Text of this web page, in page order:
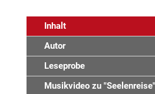
Inhalt
Autor
Leseprobe
Musikvideo zu "Seelenreise"